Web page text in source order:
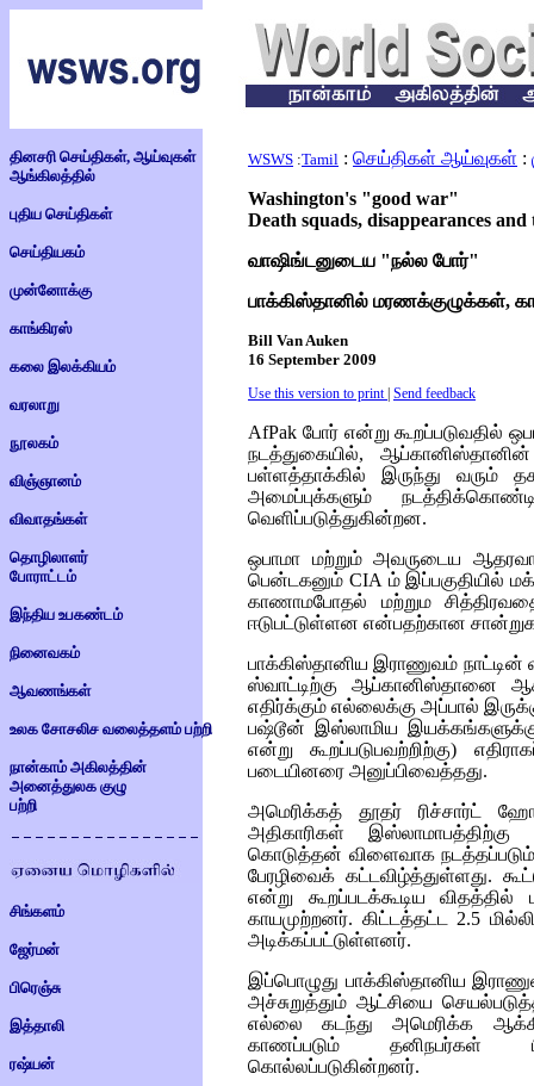
தினசரி செய்திகள், ஆய்வுகள்
ஆங்கிலத்தில்
புதிய செய்திகள்
செய்தியகம்
முன்னோக்கு
காங்கிரஸ்
கலை இலக்கியம்
வரலாறு
நூலகம்
விஞ்ஞானம்
விவாதங்கள்
தொழிலாளர்
போராட்டம்
இந்திய உபகண்டம்
நினைவகம்
ஆவணங்கள்
உலக சோசலிச வலைத்தளம் பற்றி
நான்காம் அகிலத்தின்
அனைத்துலக குழு
பற்றி
சிங்களம்
ஜேர்மன்
பிரெஞ்சு
இத்தாலி
ரஷ்யன்
WSWS :Tamil : செய்திகள் ஆய்வுகள் :
Washington's "good war"
Death squads, disappearances
வாஷிங்டனுடைய "நல்ல போர்"
பாக்கிஸ்தானில் மரணக்குழுக்கள்,
Bill Van Auken
16 September 2009
Use this version to print Send feedback
AfPak போர் என்று கூறப்படுவதில்
நடத்துகையில்,
பள்ளத்தாக்கில் இருந்து வரும்
அமைப்புக்களும்
வெளிப்படுத்துகின்றன.
ஒபாமா மற்றும் அவருடைய
பென்டகனும் CIA ம் இப்பகுதியில்
காணாமபோதல் மற்றும
ஈடுபட்டுள்ளன என்பதற்கான
பாக்கிஸ்தானிய இராணுவம் நாட்டின்
ஸ்வாட்டிற்கு ஆப்கானிஸ்தானை
எதிர்க்கும் எல்லைக்கு அப்பால்
பஷ்டூன் இஸ்லாமிய
என்று கூறப்படுபவற்றிற்கு)
படையினரை அனுப்பிவைத்தது.
அமெரிக்கத் தூதர் ரிச்சார்ட்
அதிகாரிகள்
கொடுத்தன் விளைவாக
பேரழிவைக் கட்டவிழ்த்துள்ளது.
என்று கூறப்படக்கூடிய
காயமுற்றனர். கிட்டத்தட்ட 2.5
அடிக்கப்பட்டுள்ளனர்.
இப்பொழுது பாக்கிஸ்தானிய
அச்சுறுத்தும் ஆட்சியை
எல்லை கடந்து அமெரிக்க
காணப்படும் தனிநபர்கள்
கொல்லப்படுகின்றனர்.